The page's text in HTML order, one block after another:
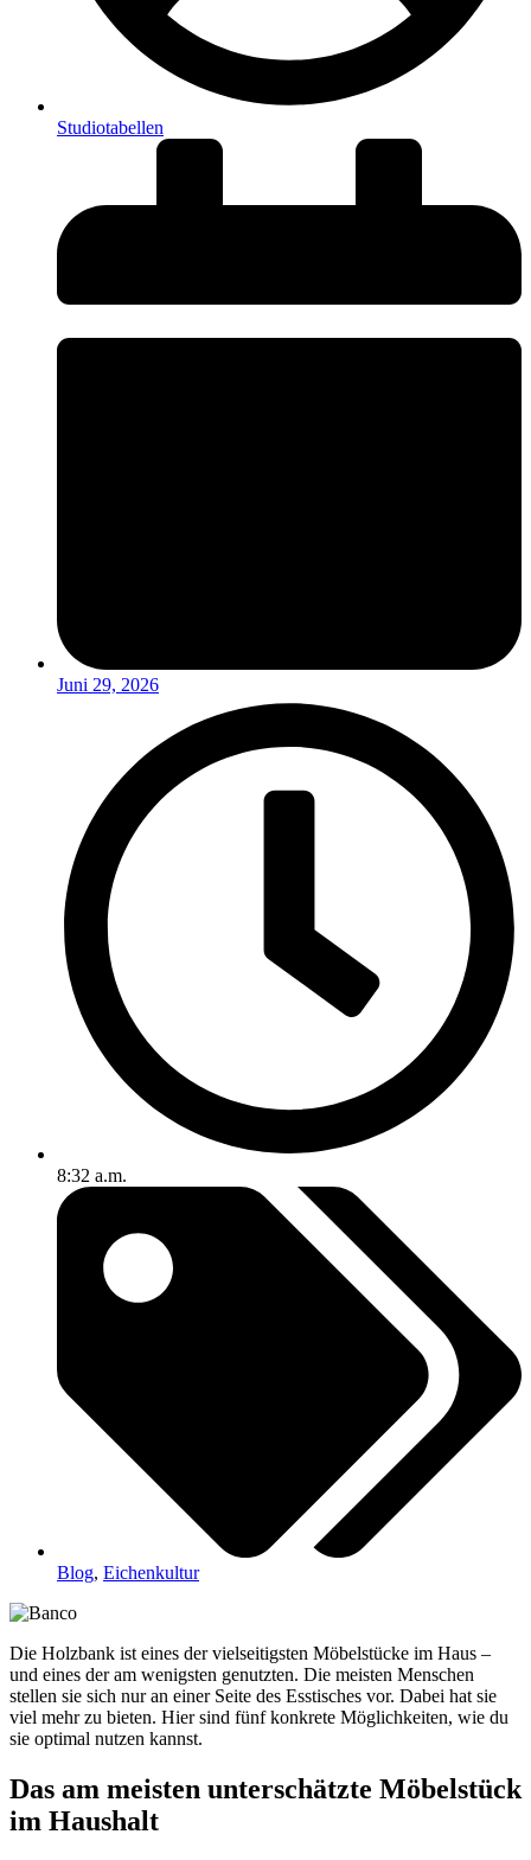
Studiotabellen
Juni 29, 2026
8:32 a.m.
Blog, Eichenkultur
Die Holzbank ist eines der vielseitigsten Möbelstücke im Haus –
und eines der am wenigsten genutzten. Die meisten Menschen
stellen sie sich nur an einer Seite des Esstisches vor. Dabei hat sie
viel mehr zu bieten. Hier sind fünf konkrete Möglichkeiten, wie du
sie optimal nutzen kannst.
Das am meisten unterschätzte Möbelstück
im Haushalt